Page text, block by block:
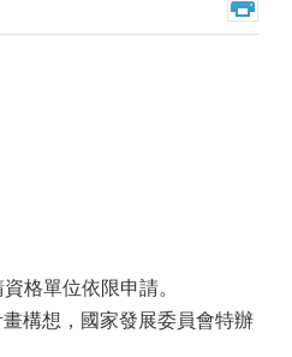
格單位依限申請。
構想，國家發展委員會特辦